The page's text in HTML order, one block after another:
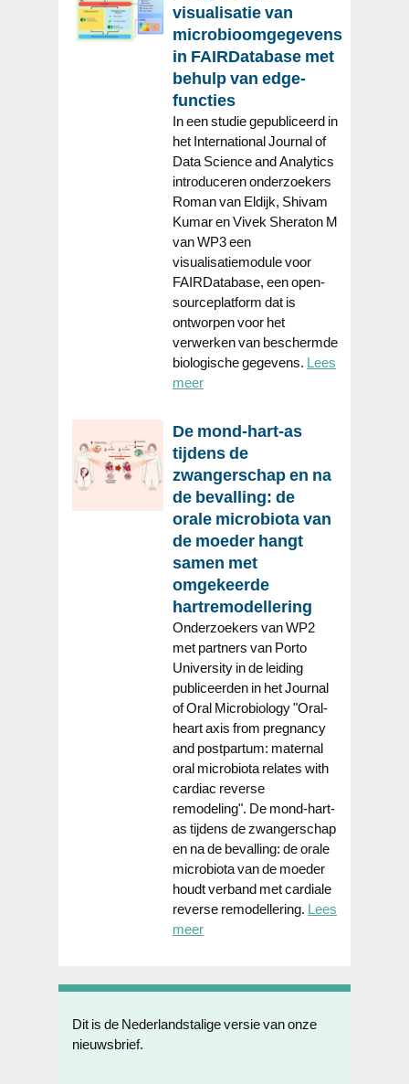
visualisatie van
microbioomgegevens
in FAIRDatabase met
behulp van edge-
functies
In een studie gepubliceerd in
het International Journal of
Data Science and Analytics
introduceren onderzoekers
Roman van Eldijk, Shivam
Kumar en Vivek Sheraton M
van WP3 een
visualisatiemodule voor
FAIRDatabase, een open-
sourceplatform dat is
ontworpen voor het
verwerken van beschermde
biologische gegevens. Lees
meer
De mond-hart-as
tijdens de
zwangerschap en na
de bevalling: de
orale microbiota van
de moeder hangt
samen met
omgekeerde
hartremodellering
Onderzoekers van WP2
met partners van Porto
University in de leiding
publiceerden in het Journal
of Oral Microbiology "Oral-
heart axis from pregnancy
and postpartum: maternal
oral microbiota relates with
cardiac reverse
remodeling". De mond-hart-
as tijdens de zwangerschap
en na de bevalling: de orale
microbiota van de moeder
houdt verband met cardiale
reverse remodellering. Lees
meer
Dit is de Nederlandstalige versie van onze
nieuwsbrief.